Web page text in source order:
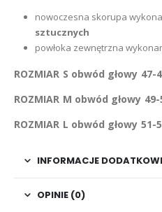
nowoczesna skorupa
sztucznych
powłoka zewnętrzna
ROZMIAR S obwód głowy 47-
ROZMIAR M obwód głowy
ROZMIAR L obwód głowy 51-
INFORMACJE
OPINIE (0)